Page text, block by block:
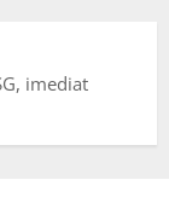
imediat